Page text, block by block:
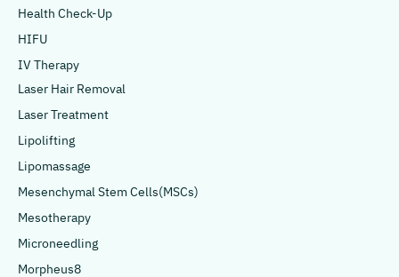
Health Check-Up
HIFU
IV Therapy
Laser Hair Removal
Laser Treatment
Lipolifting
Lipomassage
Mesenchymal Stem Cells(MSCs)
Mesotherapy
Microneedling
Morpheus8